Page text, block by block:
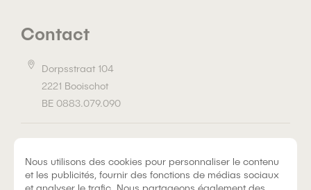
Contact
Dorpsstraat 104
2221 Booischot
BE 0883.079.090
Politique en matière de cookies
Nous utilisons des cookies pour personnaliser le contenu
et les publicités, fournir des fonctions de médias sociaux
et analyser le trafic. Nous partageons également des